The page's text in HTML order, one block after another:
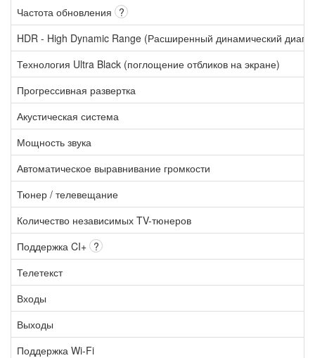
Частота обновления ?
HDR - High Dynamic Range (Расширенный динамический
Технология Ultra Black (поглощение отбликов на экране)
Прогрессивная развертка
Акустическая система
Мощность звука
Автоматическое выравнивание громкости
Тюнер / телевещание
Количество независимых TV-тюнеров
Поддержка CI+ ?
Телетекст
Входы
Выходы
Поддержка Wi-Fi